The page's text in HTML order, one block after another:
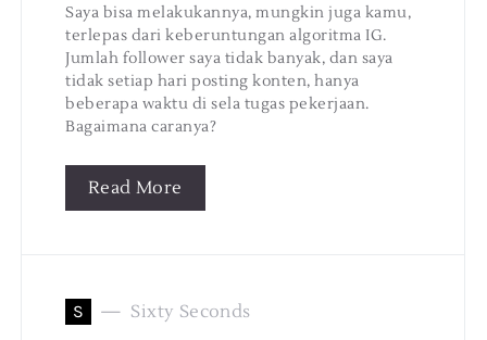
Saya bisa melakukannya, mungkin juga kamu,
terlepas dari keberuntungan algoritma IG.
Jumlah follower saya tidak banyak, dan saya
tidak setiap hari posting konten, hanya
beberapa waktu di sela tugas pekerjaan.
Bagaimana caranya?
Read More
S Sixty Seconds